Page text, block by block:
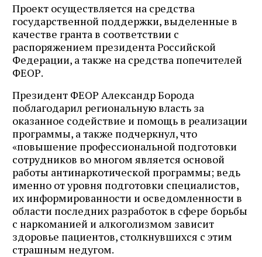
Проект осуществляется на средства
государственной поддержки, выделенные в
качестве гранта в соответствии с
распоряжением президента Российской
Федерации, а также на средства попечителей
ФЕОР.
Президент ФЕОР Александр Борода
поблагодарил региональную власть за
оказанное содействие и помощь в реализации
программы, а также подчеркнул, что
«повышение профессиональной подготовки
сотрудников во многом является основой
работы антинаркотической программы; ведь
именно от уровня подготовки специалистов,
их информированности и осведомленности в
области последних разработок в сфере борьбы
с наркоманией и алкоголизмом зависит
здоровье пациентов, столкнувшихся с этим
страшным недугом.